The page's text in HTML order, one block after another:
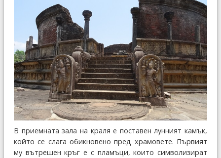
В приемната зала на краля е поставен лунният камък,
който се слага обикновено пред храмовете. Първият
му вътрешен кръг е с пламъци, които символизират